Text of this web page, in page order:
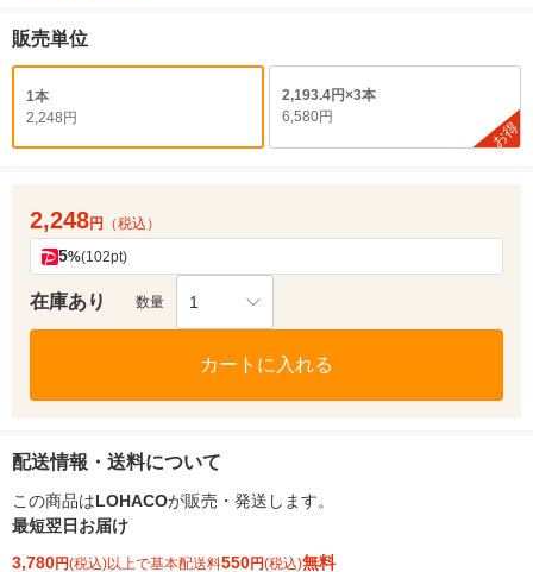
販売単位
1本
2,248円
2,193.4円×3本
6,580円
お得
2,248円 （税込）
5%(102pt)
在庫あり 数量 1
カートに入れる
配送情報・送料について
この商品はLOHACOが販売・発送します。
最短翌日お届け
3,780円(税込)以上で基本配送料550円(税込)無料